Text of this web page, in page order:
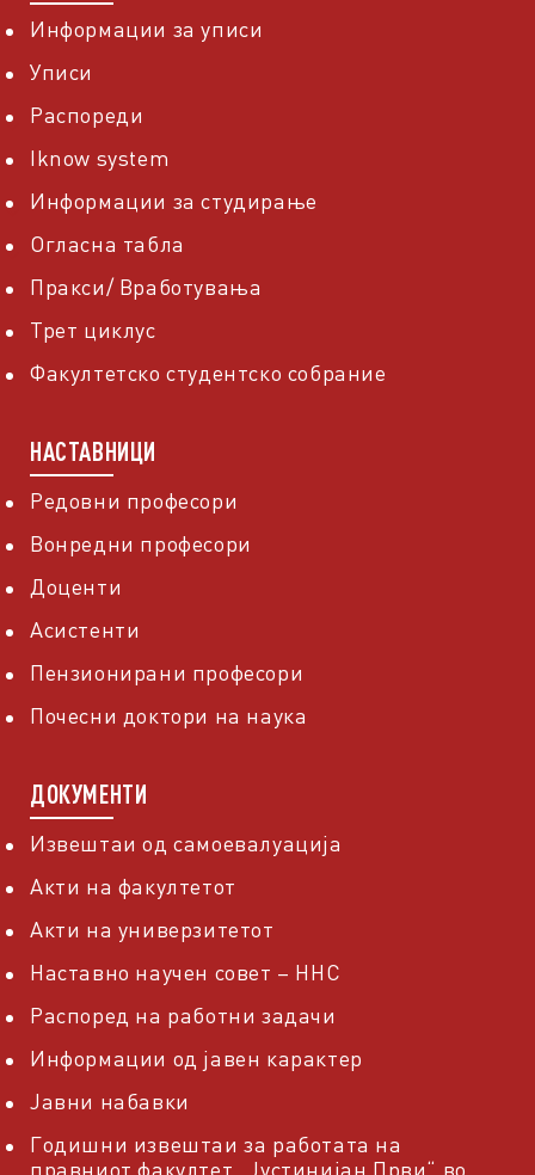
Информации за уписи
Уписи
Распореди
Iknow system
Информации за студирање
Огласна табла
Пракси/ Вработувања
Трет циклус
Факултетско студентско собрание
НАСТАВНИЦИ
Редовни професори
Вонредни професори
Доценти
Асистенти
Пензионирани професори
Почесни доктори на наука
ДОКУМЕНТИ
Извештаи од самоевалуација
Акти на факултетот
Акти на универзитетот
Наставно научен совет – ННС
Распоред на работни задачи
Информации од јавен карактер
Јавни набавки
Годишни извештаи за работата на
правниот факултет „Јустинијан Први“ во